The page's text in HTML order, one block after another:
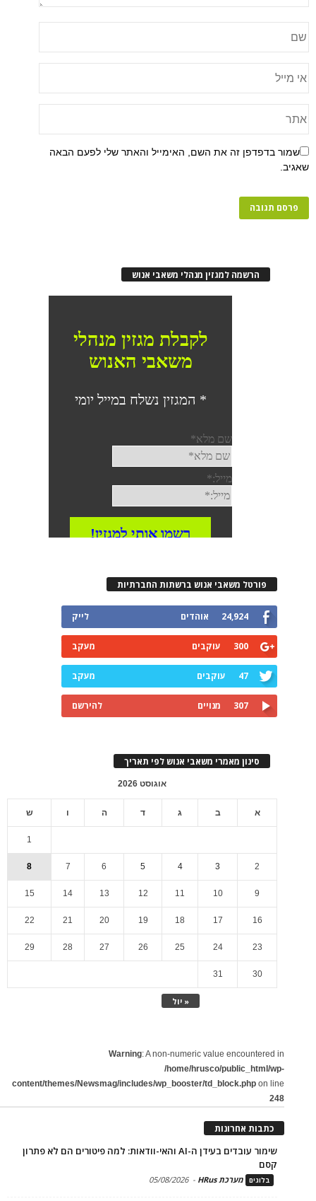
שמור בדפדפן זה את השם, האימייל והאתר שלי לפעם הבאה
שאגיב.
הרשמה למגזין מנהלי משאבי אנוש
פורטל משאבי אנוש ברשתות החברתיות
24,924 אוהדים לייק
300 עוקבים מעקב
47 עוקבים מעקב
307 מנויים להירשם
סינון מאמרי משאבי אנוש לפי תאריך
אוגוסט 2026
א ב ג ד ה ו ש
« יול
1
2
3
4
5
6
7
8
9
10
11
12
13
14
15
16
17
18
19
20
21
22
23
24
25
26
27
28
29
30
31
Warning: A non-numeric value encountered in
/home/hrusco/public_html/wp-
content/themes/Newsmag/includes/wp_booster/td_block.php on line
248
כתבות אחרונות
שימור עובדים בעידן ה-AI והאי-וודאות: למה פיטורים הם לא פתרון
קסם
בלוגים מערכת HRus -
05/08/2026